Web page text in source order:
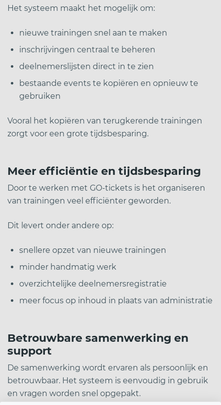
Het systeem maakt het mogelijk om:
nieuwe trainingen snel aan te maken
inschrijvingen centraal te beheren
deelnemerslijsten direct in te zien
bestaande events te kopiëren en opnieuw te
gebruiken
Vooral het kopiëren van terugkerende trainingen
zorgt voor een grote tijdsbesparing.
Meer efficiëntie en tijdsbesparing
Door te werken met GO-tickets is het organiseren
van trainingen veel efficiënter geworden.
Dit levert onder andere op:
snellere opzet van nieuwe trainingen
minder handmatig werk
overzichtelijke deelnemersregistratie
meer focus op inhoud in plaats van administratie
Betrouwbare samenwerking en
support
De samenwerking wordt ervaren als persoonlijk en
betrouwbaar. Het systeem is eenvoudig in gebruik
en vragen worden snel opgepakt.